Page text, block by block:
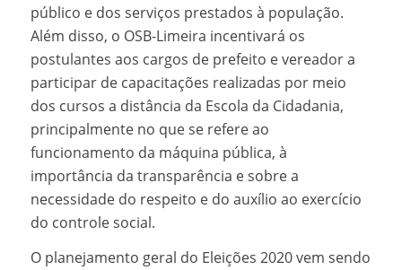
público e dos serviços prestados à população.
Além disso, o OSB-Limeira incentivará os
postulantes aos cargos de prefeito e vereador a
participar de capacitações realizadas por meio
dos cursos a distância da Escola da Cidadania,
principalmente no que se refere ao
funcionamento da máquina pública, à
importância da transparência e sobre a
necessidade do respeito e do auxílio ao exercício
do controle social.
O planejamento geral do Eleições 2020 vem sendo